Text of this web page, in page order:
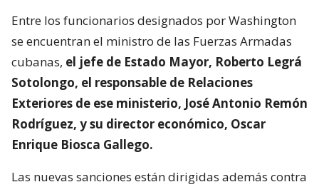
Entre los funcionarios designados por Washington
se encuentran el ministro de las Fuerzas Armadas
cubanas, el jefe de Estado Mayor, Roberto Legrá
Sotolongo, el responsable de Relaciones
Exteriores de ese ministerio, José Antonio Remón
Rodríguez, y su director económico, Oscar
Enrique Biosca Gallego.
Las nuevas sanciones están dirigidas además contra